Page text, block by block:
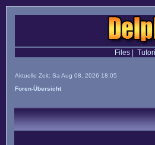
Files|
Aktuelle Zeit: Sa Aug 08, 2026 18:05
Foren-Übersicht